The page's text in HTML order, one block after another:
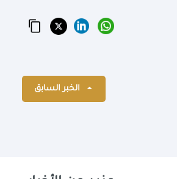
الخبر السابق